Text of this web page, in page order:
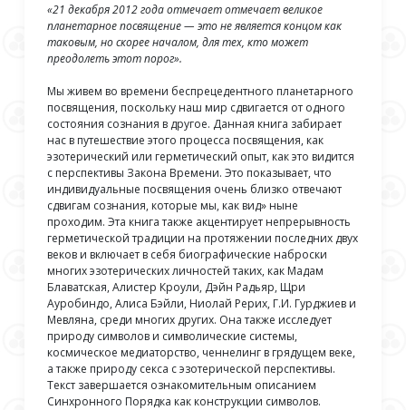
«21 декабря 2012 года отмечает отмечает великое
планетарное посвящение — это не является концом как
таковым, но скорее началом, для тех, кто может
преодолеть этот порог».
Мы живем во времени беспрецедентного планетарного
посвящения, поскольку наш мир сдвигается от одного
состояния сознания в другое. Данная книга забирает
нас в путешествие этого процесса посвящения, как
эзотерический или герметический опыт, как это видится
с перспективы Закона Времени. Это показывает, что
индивидуальные посвящения очень близко отвечают
сдвигам сознания, которые мы, как вид» ныне
проходим. Эта книга также акцентирует непрерывность
герметической традиции на протяжении последних двух
веков и включает в себя биографические наброски
многих эзотерических личностей таких, как Мадам
Блаватская, Алистер Кроули, Дэйн Радьяр, Щри
Ауробиндо, Алиса Бэйли, Ниолай Рерих, Г.И. Гурджиев и
Мевляна, среди многих других. Она также исследует
природу символов и символические системы,
космическое медиаторство, ченнелинг в грядущем веке,
а также природу секса с эзотерической перспективы.
Текст завершается ознакомительным описанием
Синхронного Порядка как конструкции символов.